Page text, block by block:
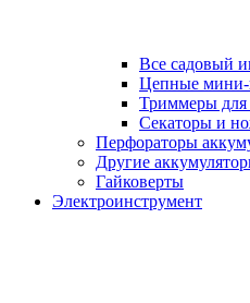
Все садовый
Цепные
Триммеры для
Секаторы и
Перфораторы
Другие
Гайковерты
Электроинструмент